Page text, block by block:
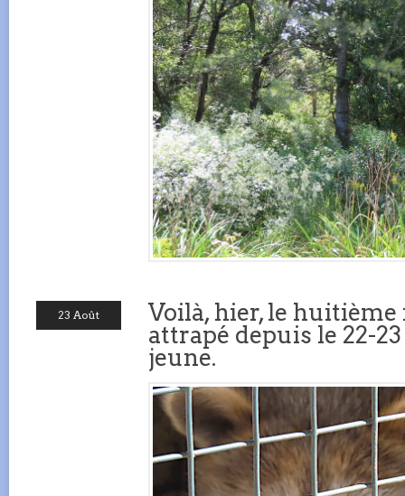
23 Août
Voilà, hier, le
attrapé depuis le 22-
jeune.